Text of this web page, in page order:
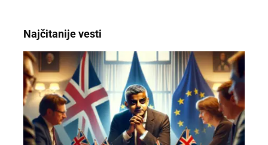
Najčitanije vesti